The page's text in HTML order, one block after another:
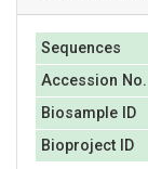
Sequences
Accession No.
Biosample ID
Bioproject ID